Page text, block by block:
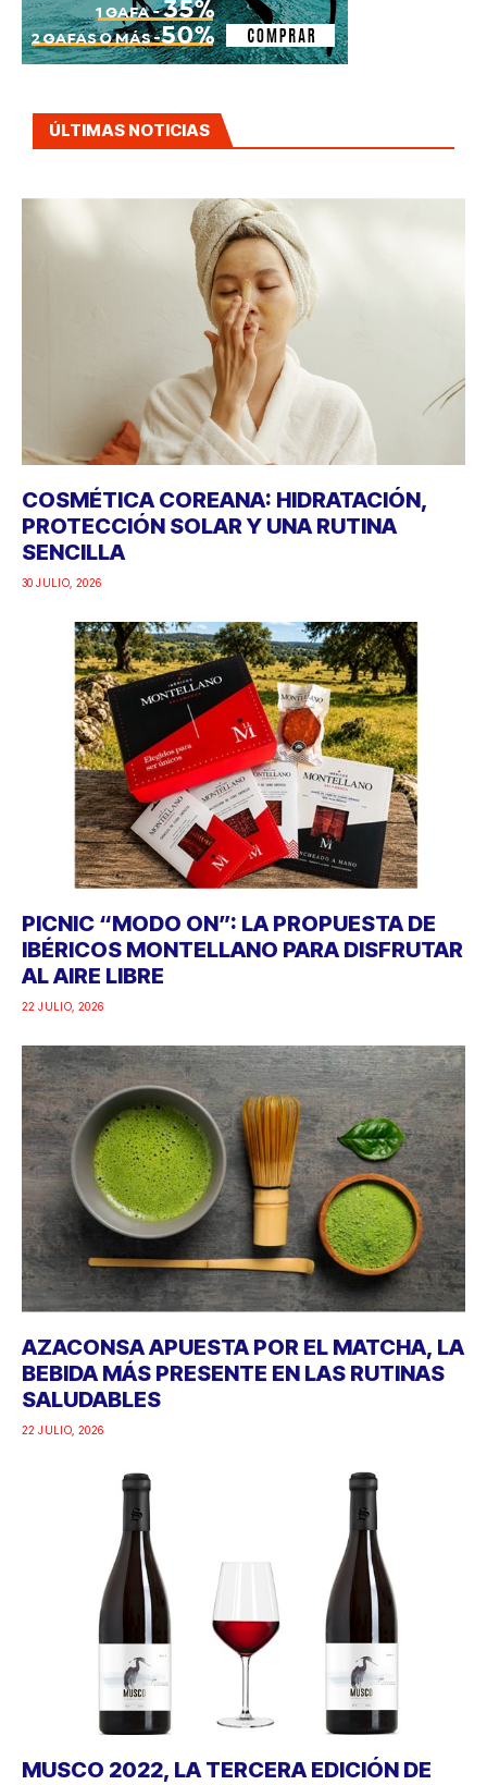
ÚLTIMAS NOTICIAS
COSMÉTICA COREANA: HIDRATACIÓN,
PROTECCIÓN SOLAR Y UNA RUTINA
SENCILLA
30 JULIO, 2026
PICNIC “MODO ON”: LA PROPUESTA DE
IBÉRICOS MONTELLANO PARA DISFRUTAR
AL AIRE LIBRE
22 JULIO, 2026
AZACONSA APUESTA POR EL MATCHA, LA
BEBIDA MÁS PRESENTE EN LAS RUTINAS
SALUDABLES
22 JULIO, 2026
MUSCO 2022, LA TERCERA EDICIÓN DE